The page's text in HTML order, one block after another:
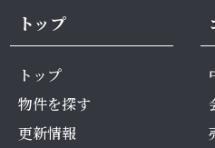
トップ
トップ
物件を探す
更新情報